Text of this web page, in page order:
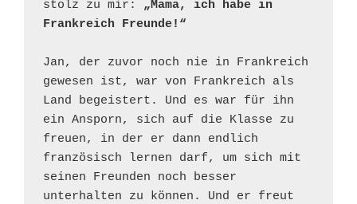
stolz zu mir: „Mama, ich habe in
Frankreich Freunde!“
Jan, der zuvor noch nie in Frankreich
gewesen ist, war von Frankreich als
Land begeistert. Und es war für ihn
ein Ansporn, sich auf die Klasse zu
freuen, in der er dann endlich
französisch lernen darf, um sich mit
seinen Freunden noch besser
unterhalten zu können. Und er freut